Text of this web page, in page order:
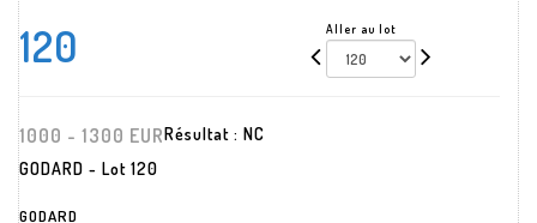
120 Aller au lot
1000 - 1300 EURRésultat : NC
GODARD - Lot 120
GODARD